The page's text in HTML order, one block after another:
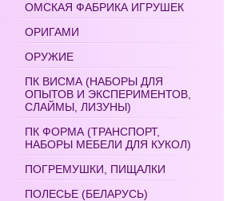
ОМСКАЯ ФАБРИКА ИГРУШЕК
ОРИГАМИ
ОРУЖИЕ
ПК ВИСМА (НАБОРЫ ДЛЯ
ОПЫТОВ И ЭКСПЕРИМЕНТОВ,
СЛАЙМЫ, ЛИЗУНЫ)
ПК ФОРМА (ТРАНСПОРТ,
НАБОРЫ МЕБЕЛИ ДЛЯ КУКОЛ)
ПОГРЕМУШКИ, ПИЩАЛКИ
ПОЛЕСЬЕ (БЕЛАРУСЬ)